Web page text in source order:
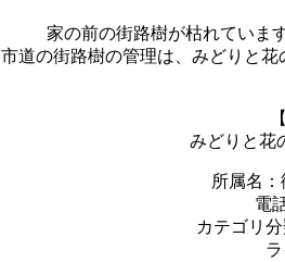
家の前の街路樹が枯れていま
市道の街路樹の管理は、みどりと
みどりと
所属名
電
カテゴリ